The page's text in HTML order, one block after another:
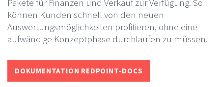
Pakete für Finanzen und Verkauf zur Verfügung. So
können Kunden schnell von den neuen
Auswertungsmöglichkeiten profitieren, ohne eine
aufwändige Konzeptphase durchlaufen zu müssen.
DOKUMENTATION REDPOINT-DOCS